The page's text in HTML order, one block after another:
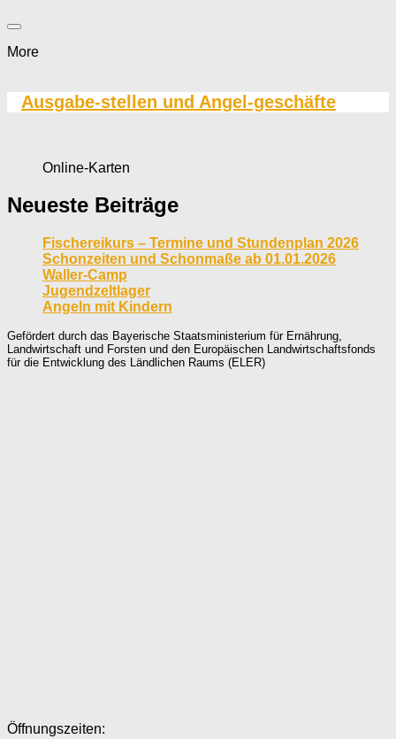
More
Ausgabe-stellen und Angel-geschäfte
Online-Karten
Neueste Beiträge
Fischereikurs – Termine und Stundenplan 2026
Schonzeiten und Schonmaße ab 01.01.2026
Waller-Camp
Jugendzeltlager
Angeln mit Kindern
Gefördert durch das Bayerische Staatsministerium für Ernährung,
Landwirtschaft und Forsten und den Europäischen Landwirtschaftsfonds
für die Entwicklung des Ländlichen Raums (ELER)
Öffnungszeiten: